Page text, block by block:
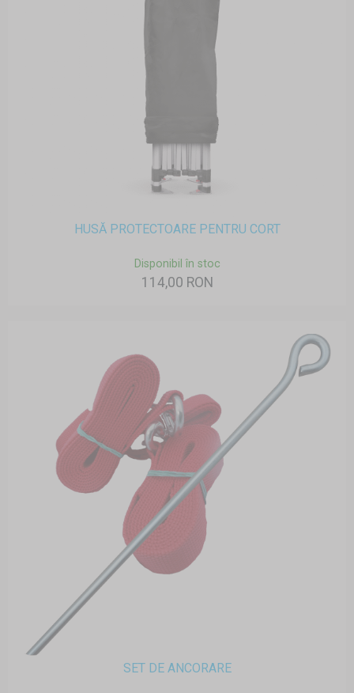
HUSĂ PROTECTOARE PENTRU CORT
Disponibil în stoc
114,00 RON
SET DE ANCORARE